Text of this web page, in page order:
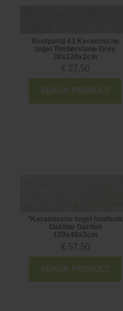
Restpartij 43 Keramische
tegel Timberstone Grey
30x120x2cm
€ 27,50
BEKIJK PRODUCT
*Keramische tegel houtlook
Oakline Garden
120x40x3cm
€ 57,50
BEKIJK PRODUCT